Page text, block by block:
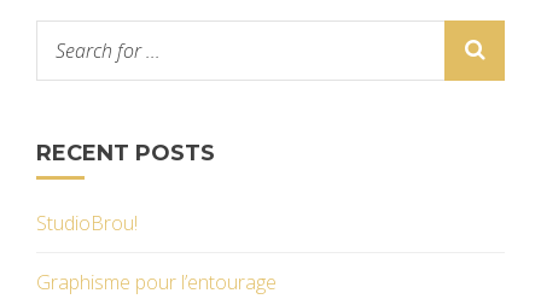
RECENT POSTS
StudioBrou!
Graphisme pour l’entourage